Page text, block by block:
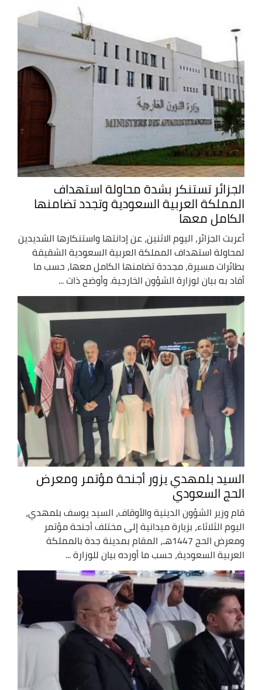
الجزائر تستنكر بشدة محاولة استهداف
المملكة العربية السعودية وتجدد تضامنها
الكامل معها
أعربت الجزائر، اليوم الاثنين، عن إدانتها واستنكارها الشديدين
لمحاولة استهداف المملكة العربية السعودية الشقيقة
بطائرات مسيرة، مجددة تضامنها الكامل معها، حسب ما
أفاد به بيان لوزارة الشؤون الخارجية. وأوضح ذات ...
السيد بلمهدي يزور أجنحة مؤتمر ومعرض
الحج السعودي
قام وزير الشؤون الدينية والأوقاف، السيد يوسف بلمهدي،
اليوم الثلاثاء، بزيارة ميدانية إلى مختلف أجنحة مؤتمر
ومعرض الحج 1447هـ، المقام بمدينة جدة بالمملكة
العربية السعودية، حسب ما أورده بيان للوزارة ...